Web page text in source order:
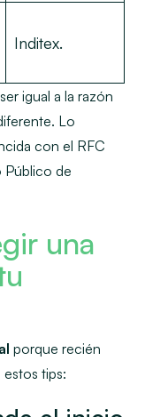
Inditex.
igual a la razón
Lo
con el RFC
Público de
una
porque recién
tips: